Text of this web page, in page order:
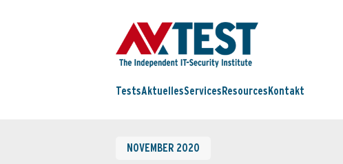
TestsAktuellesServices Resources Kontakt
NOVEMBER 2020